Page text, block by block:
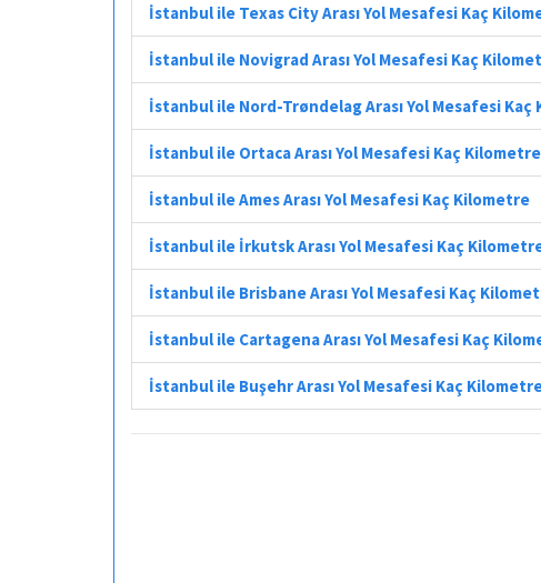
İstanbul ile Texas City Arası Yol Mesafesi Kaç
İstanbul ile Novigrad Arası Yol Mesafesi Kaç
İstanbul ile Nord-Trøndelag Arası Yol Mesafesi
İstanbul ile Ortaca Arası Yol Mesafesi Kaç Kilometre
İstanbul ile Ames Arası Yol Mesafesi Kaç Kilometre
İstanbul ile İrkutsk Arası Yol Mesafesi Kaç
İstanbul ile Brisbane Arası Yol Mesafesi Kaç
İstanbul ile Cartagena Arası Yol Mesafesi Kaç
İstanbul ile Buşehr Arası Yol Mesafesi Kaç